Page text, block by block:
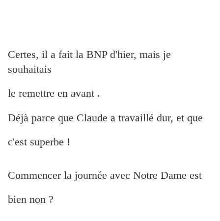
Certes, il a fait la BNP d'hier, mais je
souhaitais
le remettre en avant .
Déjà parce que Claude a travaillé dur, et que
c'est superbe !
Commencer la journée avec Notre Dame est
bien non ?